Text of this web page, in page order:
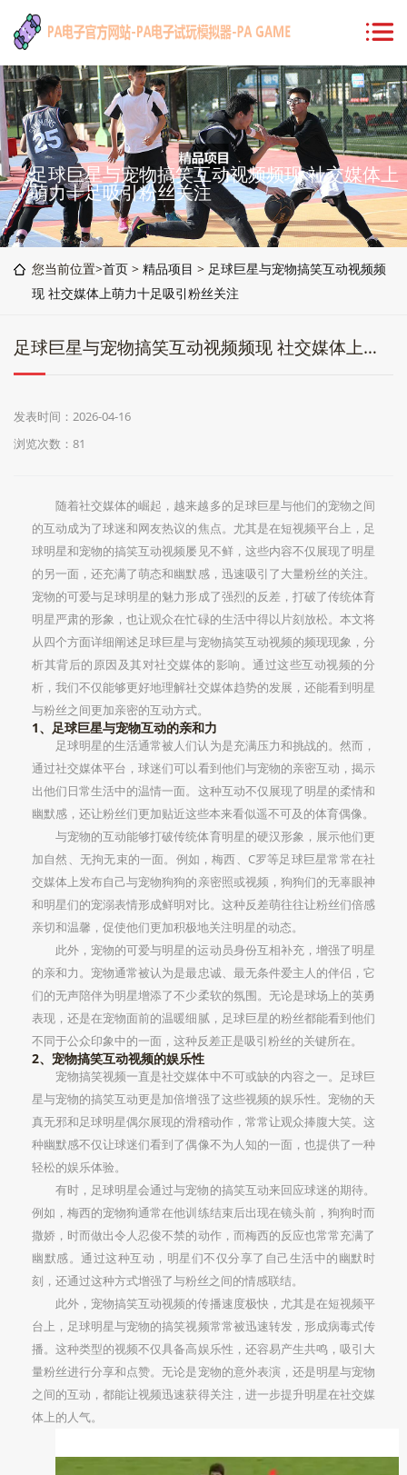
足球巨星与宠物搞笑互动视频频现 社交媒体上
萌力十足吸引粉丝关注
您当前位置>首页 > 精品项目 > 足球巨星与宠物搞笑互动视频频
现 社交媒体上萌力十足吸引粉丝关注
足球巨星与宠物搞笑互动视频频现 社交媒体上萌力十足吸引粉丝关注
发表时间：2026-04-16
浏览次数：81
随着社交媒体的崛起，越来越多的足球巨星与他们的宠物之间
的互动成为了球迷和网友热议的焦点。尤其是在短视频平台上，足
球明星和宠物的搞笑互动视频屡见不鲜，这些内容不仅展现了明星
的另一面，还充满了萌态和幽默感，迅速吸引了大量粉丝的关注。
宠物的可爱与足球明星的魅力形成了强烈的反差，打破了传统体育
明星严肃的形象，也让观众在忙碌的生活中得以片刻放松。本文将
从四个方面详细阐述足球巨星与宠物搞笑互动视频的频现现象，分
析其背后的原因及其对社交媒体的影响。通过这些互动视频的分
析，我们不仅能够更好地理解社交媒体趋势的发展，还能看到明星
与粉丝之间更加亲密的互动方式。
1、足球巨星与宠物互动的亲和力
足球明星的生活通常被人们认为是充满压力和挑战的。然而，
通过社交媒体平台，球迷们可以看到他们与宠物的亲密互动，揭示
出他们日常生活中的温情一面。这种互动不仅展现了明星的柔情和
幽默感，还让粉丝们更加贴近这些本来看似遥不可及的体育偶像。
与宠物的互动能够打破传统体育明星的硬汉形象，展示他们更
加自然、无拘无束的一面。例如，梅西、C罗等足球巨星常常在社
交媒体上发布自己与宠物狗狗的亲密照或视频，狗狗们的无辜眼神
和明星们的宠溺表情形成鲜明对比。这种反差萌往往让粉丝们倍感
亲切和温馨，促使他们更加积极地关注明星的动态。
此外，宠物的可爱与明星的运动员身份互相补充，增强了明星
的亲和力。宠物通常被认为是最忠诚、最无条件爱主人的伴侣，它
们的无声陪伴为明星增添了不少柔软的氛围。无论是球场上的英勇
表现，还是在宠物面前的温暖细腻，足球巨星的粉丝都能看到他们
不同于公众印象中的一面，这种反差正是吸引粉丝的关键所在。
2、宠物搞笑互动视频的娱乐性
宠物搞笑视频一直是社交媒体中不可或缺的内容之一。足球巨
星与宠物的搞笑互动更是加倍增强了这些视频的娱乐性。宠物的天
真无邪和足球明星偶尔展现的滑稽动作，常常让观众捧腹大笑。这
种幽默感不仅让球迷们看到了偶像不为人知的一面，也提供了一种
轻松的娱乐体验。
有时，足球明星会通过与宠物的搞笑互动来回应球迷的期待。
例如，梅西的宠物狗通常在他训练结束后出现在镜头前，狗狗时而
撒娇，时而做出令人忍俊不禁的动作，而梅西的反应也常常充满了
幽默感。通过这种互动，明星们不仅分享了自己生活中的幽默时
刻，还通过这种方式增强了与粉丝之间的情感联结。
此外，宠物搞笑互动视频的传播速度极快，尤其是在短视频平
台上，足球明星与宠物的搞笑视频常常被迅速转发，形成病毒式传
播。这种类型的视频不仅具备高娱乐性，还容易产生共鸣，吸引大
量粉丝进行分享和点赞。无论是宠物的意外表演，还是明星与宠物
之间的互动，都能让视频迅速获得关注，进一步提升明星在社交媒
体上的人气。